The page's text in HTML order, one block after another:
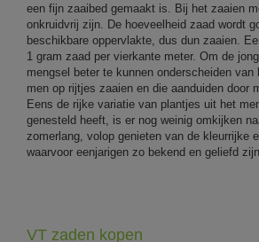
een fijn zaaibed gemaakt is. Bij het zaaien
onkruidvrij zijn. De hoeveelheid zaad wordt
beschikbare oppervlakte, dus dun zaaien.
1 gram zaad per vierkante meter. Om de
mengsel beter te kunnen onderscheiden van
men op rijtjes zaaien en die aanduiden door
Eens de rijke variatie van plantjes uit het
genesteld heeft, is er nog weinig omkijken
zomerlang, volop genieten van de kleurrijke
waarvoor eenjarigen zo bekend en geliefd zijn.
VT zaden kopen